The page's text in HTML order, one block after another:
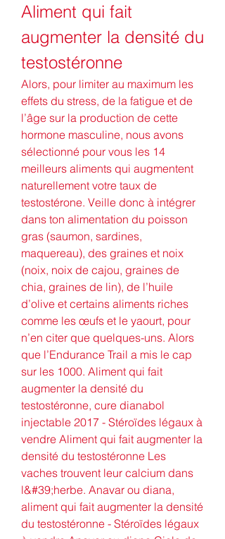
Aliment qui fait
augmenter la densité du
testostéronne
Alors, pour limiter au maximum les
effets du stress, de la fatigue et de
l’âge sur la production de cette
hormone masculine, nous avons
sélectionné pour vous les 14
meilleurs aliments qui augmentent
naturellement votre taux de
testostérone. Veille donc à intégrer
dans ton alimentation du poisson
gras (saumon, sardines,
maquereau), des graines et noix
(noix, noix de cajou, graines de
chia, graines de lin), de l’huile
d’olive et certains aliments riches
comme les œufs et le yaourt, pour
n’en citer que quelques-uns. Alors
que l’Endurance Trail a mis le cap
sur les 1000. Aliment qui fait
augmenter la densité du
testostéronne, cure dianabol
injectable 2017 - Stéroïdes légaux à
vendre Aliment qui fait augmenter la
densité du testostéronne Les
vaches trouvent leur calcium dans
l&#39;herbe. Anavar ou diana,
aliment qui fait augmenter la densité
du testostéronne - Stéroïdes légaux